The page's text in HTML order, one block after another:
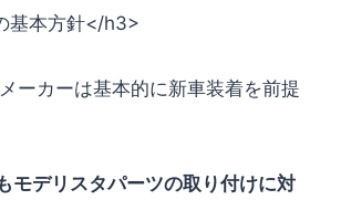
基本方針</h3>
ーカーは基本的に新車装着を前提
モデリスタパーツの取り付けに対